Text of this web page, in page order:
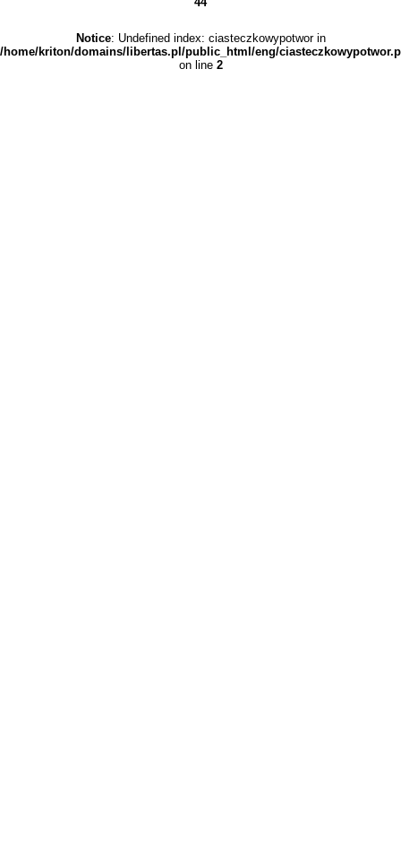
Notice: Undefined index: ciasteczkowypotwor in
/home/kriton/domains/libertas.pl/public_html/eng/
on line 2